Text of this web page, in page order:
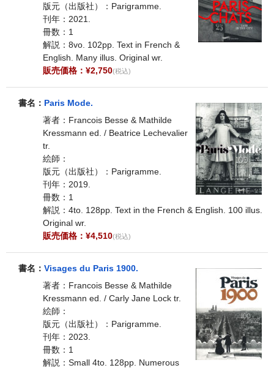
版元（出版社）：Parigramme.
刊年：2021.
冊数：1
解説：8vo. 102pp. Text in French &
English. Many illus. Original wr.
販売価格：¥2,750(税込)
書名： Paris Mode.
著者：Francois Besse & Mathilde
Kressmann ed. / Beatrice Lechevalier
tr.
絵師：
版元（出版社）：Parigramme.
刊年：2019.
冊数：1
解説：4to. 128pp. Text in the French & English. 100 illus.
Original wr.
販売価格：¥4,510(税込)
書名： Visages du Paris 1900.
著者：Francois Besse & Mathilde
Kressmann ed. / Carly Jane Lock tr.
絵師：
版元（出版社）：Parigramme.
刊年：2023.
冊数：1
解説：Small 4to. 128pp. Numerous